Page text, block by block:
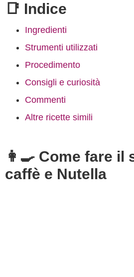
📑 Indice
Ingredienti
Strumenti utilizzati
Procedimento
Consigli e curiosità
Commenti
Altre ricette simili
👩‍🍳 Come fare il
caffè e Nutella